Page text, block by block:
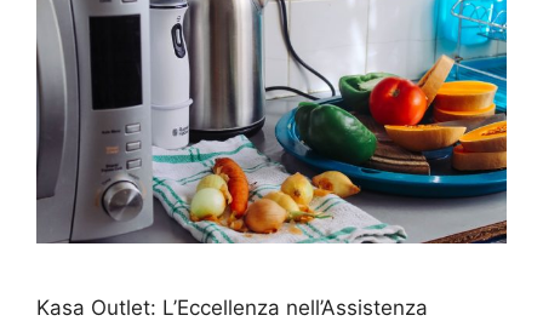
Kasa Outlet: L’Eccellenza nell’Assistenza